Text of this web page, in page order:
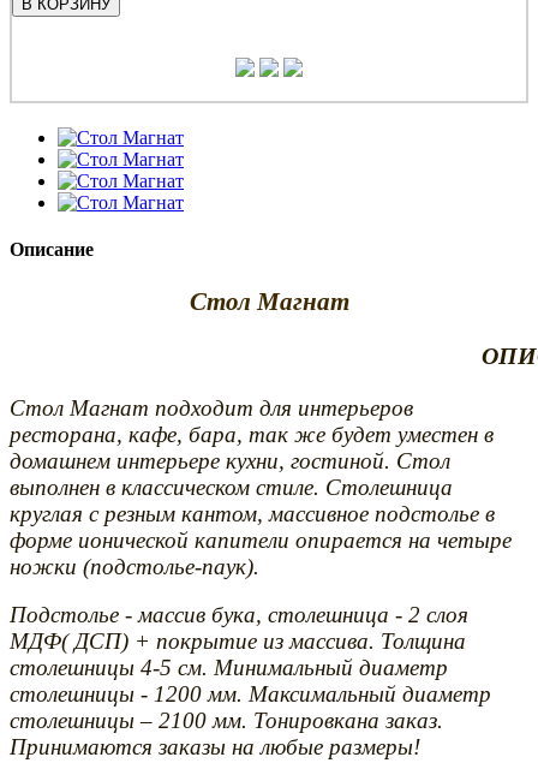
В КОРЗИНУ
Описание
Стол Магнат
Стол Магнат подходит для интерьеров
ресторана, кафе, бара, так же будет уместен в
домашнем интерьере кухни, гостиной. Стол
выполнен в классическом стиле. Столешница
круглая с резным кантом, массивное подстолье в
форме ионической капители опирается на четыре
ножки (подстолье-паук).
Подстолье - массив бука, столешница - 2 слоя
МДФ( ДСП) + покрытие из массива. Толщина
столешницы 4-5 см. Минимальный диаметр
столешницы - 1200 мм. Максимальный диаметр
столешницы – 2100 мм. Тонировкана заказ.
Принимаются заказы на любые размеры!